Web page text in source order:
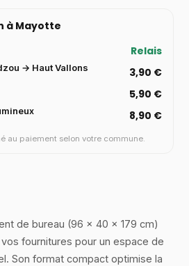
à Mayotte
Relais
→ Haut Vallons 3,90 €
5,90 €
8,90 €
au paiement selon votre commune.
de bureau (96 × 40 × 179 cm)
fournitures pour un espace de
Son format compact optimise la